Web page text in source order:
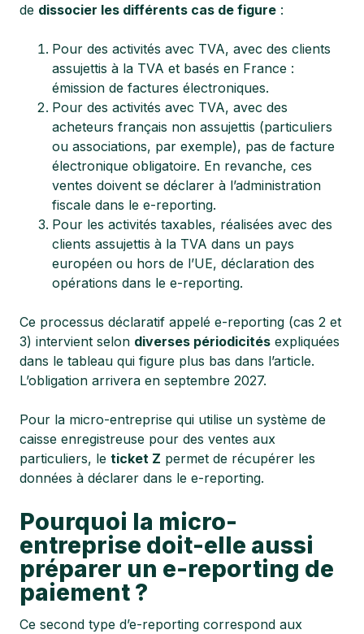
de dissocier les différents cas de figure :
Pour des activités avec TVA, avec des clients
assujettis à la TVA et basés en France :
émission de factures électroniques.
Pour des activités avec TVA, avec des
acheteurs français non assujettis (particuliers
ou associations, par exemple), pas de facture
électronique obligatoire. En revanche, ces
ventes doivent se déclarer à l’administration
fiscale dans le e-reporting.
Pour les activités taxables, réalisées avec des
clients assujettis à la TVA dans un pays
européen ou hors de l’UE, déclaration des
opérations dans le e-reporting.
Ce processus déclaratif appelé e-reporting (cas 2 et
3) intervient selon diverses périodicités expliquées
dans le tableau qui figure plus bas dans l’article.
L’obligation arrivera en septembre 2027.
Pour la micro-entreprise qui utilise un système de
caisse enregistreuse pour des ventes aux
particuliers, le ticket Z permet de récupérer les
données à déclarer dans le e-reporting.
Pourquoi la micro-
entreprise doit-elle aussi
préparer un e-reporting de
paiement ?
Ce second type d’e-reporting correspond aux